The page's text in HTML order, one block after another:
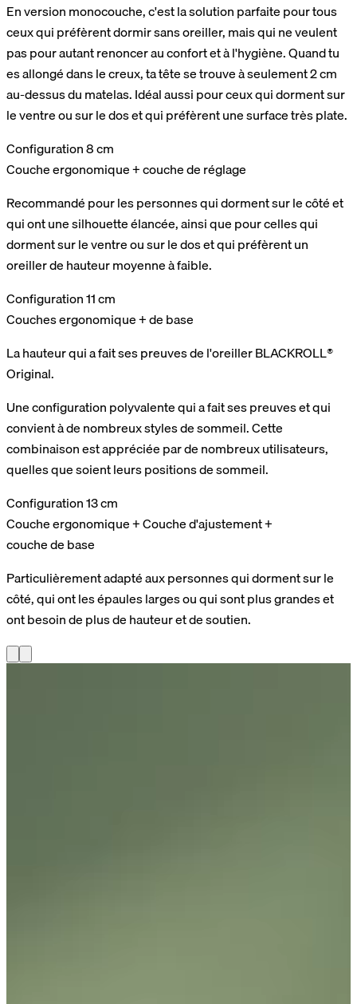
En version monocouche, c'est la solution parfaite pour tous
ceux qui préfèrent dormir sans oreiller, mais qui ne veulent
pas pour autant renoncer au confort et à l'hygiène. Quand tu
es allongé dans le creux, ta tête se trouve à seulement 2 cm
au-dessus du matelas. Idéal aussi pour ceux qui dorment sur
le ventre ou sur le dos et qui préfèrent une surface très plate.
Configuration 8 cm
Couche ergonomique + couche de réglage
Recommandé pour les personnes qui dorment sur le côté et
qui ont une silhouette élancée, ainsi que pour celles qui
dorment sur le ventre ou sur le dos et qui préfèrent un
oreiller de hauteur moyenne à faible.
Configuration 11 cm
Couches ergonomique + de base
La hauteur qui a fait ses preuves de l'oreiller BLACKROLL®
Original.
Une configuration polyvalente qui a fait ses preuves et qui
convient à de nombreux styles de sommeil. Cette
combinaison est appréciée par de nombreux utilisateurs,
quelles que soient leurs positions de sommeil.
Configuration 13 cm
Couche ergonomique + Couche d'ajustement +
couche de base
Particulièrement adapté aux personnes qui dorment sur le
côté, qui ont les épaules larges ou qui sont plus grandes et
ont besoin de plus de hauteur et de soutien.